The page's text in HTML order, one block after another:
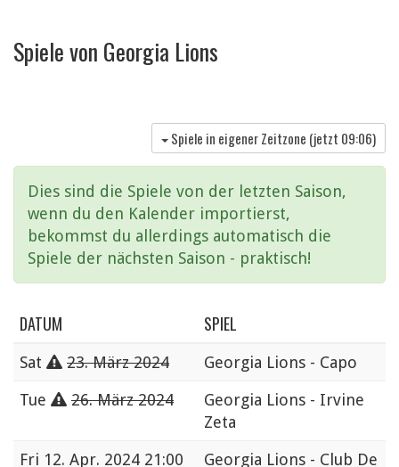
Spiele von Georgia Lions
Spiele in eigener Zeitzone (jetzt 09:06)
Dies sind die Spiele von der letzten Saison,
wenn du den Kalender importierst,
bekommst du allerdings automatisch die
Spiele der nächsten Saison - praktisch!
DATUM SPIEL
Sat 23. März 2024
Georgia Lions - Capo
Tue
26. März 2024
Georgia Lions - Irvine
Zeta
Fri 12. Apr. 2024 21:00
Georgia Lions - Club De